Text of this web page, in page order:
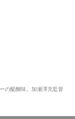
の醍醐味。加瀬澤充監督